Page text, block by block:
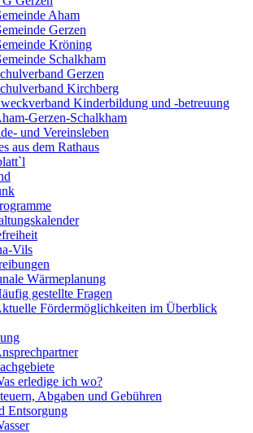
Aham
Gerzen
Kröning
Schalkham
Gerzen
Kirchberg
Kinderbildung und -betreuung
Gerzen-Schalkham
und Vereinsleben
aus dem Rathaus
Vils
Wärmeplanung
gestellte Fragen
Fördermöglichkeiten im Überblick
erledige ich wo?
Abgaben und Gebühren
Entsorgung